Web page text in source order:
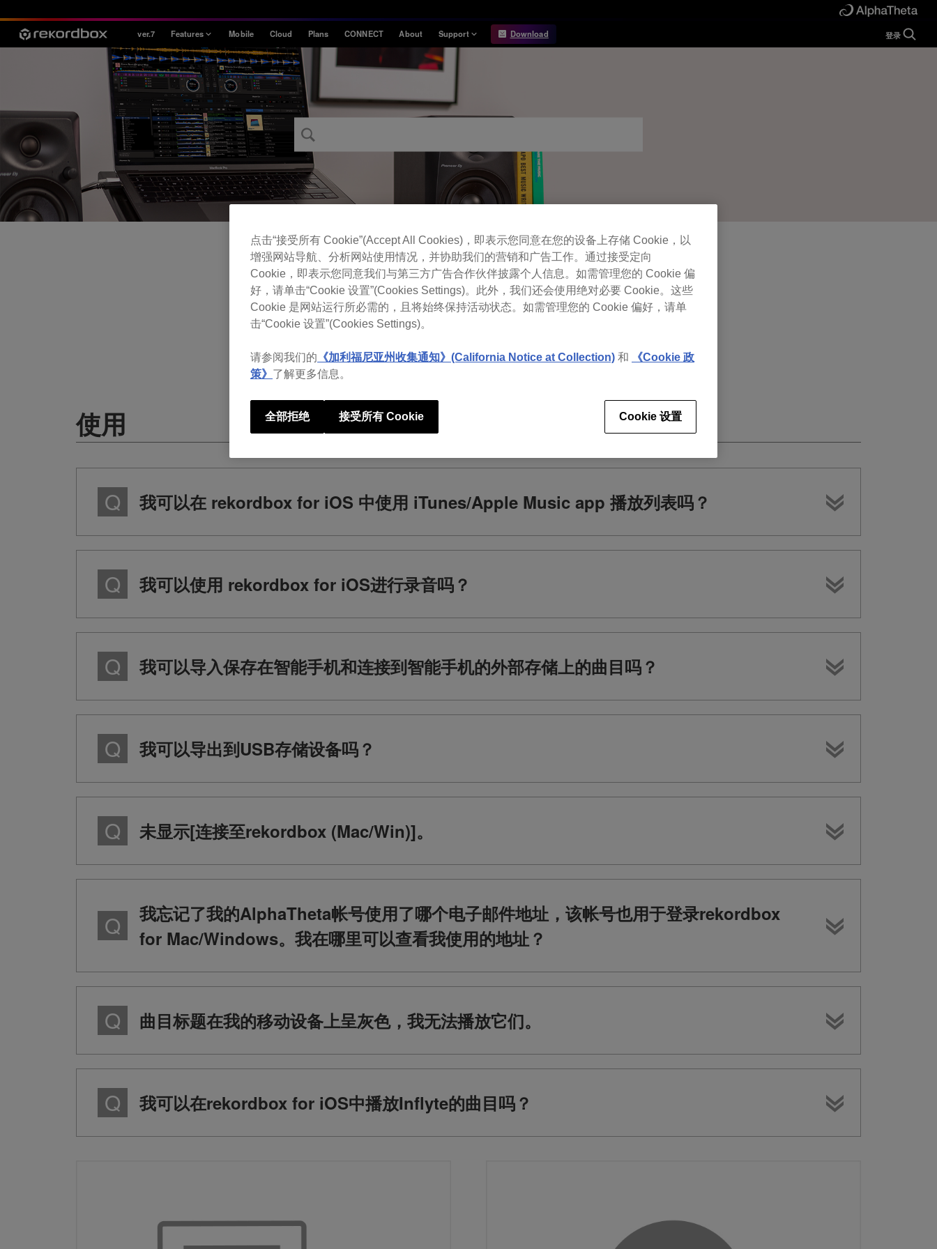
ver.7 Features
Style
House / Techno
Open Format
Mobile & Home
Professional
Mobile Cloud Plans CONNECT About Support
Information
Release Notes
Requirements
Download 登录
FAQ
可查看rekordbox常见问题
使用
我可以在 rekordbox for iOS 中使用 iTunes/Apple Music app 播放列表吗？
我可以使用 rekordbox for iOS进行录音吗？
我可以导入保存在智能手机和连接到智能手机的外部存储上的曲目吗？
我可以导出到USB存储设备吗？
未显示[连接至rekordbox (Mac/Win)]。
我忘记了我的AlphaTheta帐号使用了哪个电子邮件地址，该帐号也用于登录rekordbox
for Mac/Windows。我在哪里可以查看我使用的地址？
曲目标题在我的移动设备上呈灰色，我无法播放它们。
我可以在rekordbox for iOS中播放Inflyte的曲目吗？
点击“接受所有 Cookie”(Accept All Cookies)，即表示您同意在您的设备上存储 Cookie，以
增强网站导航、分析网站使用情况，并协助我们的营销和广告工作。通过接受定向
Cookie，即表示您同意我们与第三方广告合作伙伴披露个人信息。如需管理您的 Cookie 偏
好，请单击“Cookie 设置”(Cookies Settings)。此外，我们还会使用绝对必要 Cookie。这些
Cookie 是网站运行所必需的，且将始终保持活动状态。如需管理您的 Cookie 偏好，请单
击“Cookie 设置”(Cookies Settings)。
请参阅我们的 《加利福尼亚州收集通知》(California Notice at Collection) 和
《Cookie 政
策》 了解更多信息。
Cookie 设置
全部拒绝 接受所有 Cookie